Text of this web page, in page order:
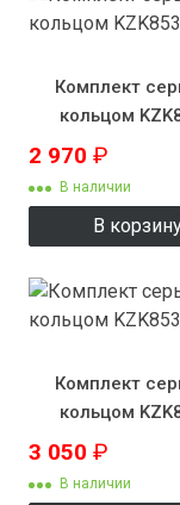
Комплект
кольцом
2 970 ₽
В наличии
В
Комплект
кольцом
3 050 ₽
В наличии